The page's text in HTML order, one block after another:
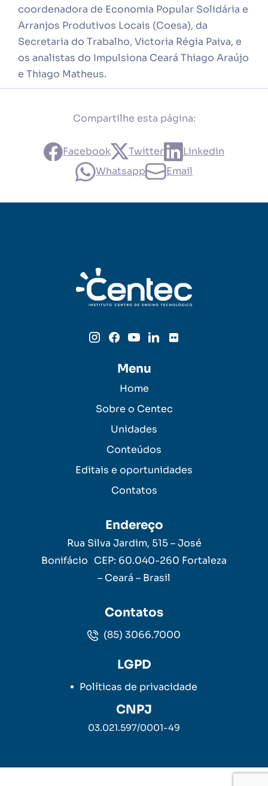
coordenadora de Economia Popular Solidária e
Arranjos Produtivos Locais (Coesa), da
Secretaria do Trabalho, Victoria Régia Paiva, e
os analistas do Impulsiona Ceará Thiago Araújo
e Thiago Matheus.
Compartilhe esta página:
Facebook Twitter
Linkedin
Whatsapp
Email
Menu
Home
Sobre o Centec
Unidades
Conteúdos
Editais e oportunidades
Contatos
Endereço
Rua Silva Jardim, 515 – José
Bonifácio CEP: 60.040-260 Fortaleza
– Ceará – Brasil
Contatos
(85) 3066.7000
LGPD
Políticas de privacidade
CNPJ
03.021.597/0001-49